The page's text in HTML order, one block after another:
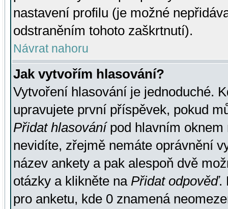
nastavení profilu (je možné
odstraněním tohoto zaškrtnutí).
Návrat nahoru
Jak vytvořím hlasování?
Vytvoření hlasování je jednoduché.
upravujete první příspěvek, pokud
Přidat hlasovánípod hlavním oknem
nevidíte, zřejmě nemáte oprávnění
název ankety a pak alespoň dvě
otázky a klikněte na Přidat odpověď.
pro anketu, kde 0 znamená